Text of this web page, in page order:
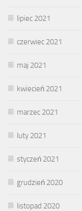
lipiec 2021
czerwiec 2021
maj 2021
kwiecień 2021
marzec 2021
luty 2021
styczeń 2021
grudzień 2020
listopad 2020